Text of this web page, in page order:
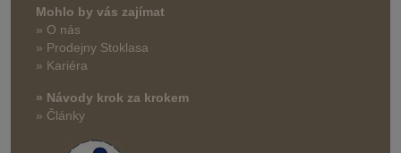
Mohlo by vás zajímat
» O nás
» Prodejny Stoklasa
» Kariéra
» Návody krok za krokem
» Články